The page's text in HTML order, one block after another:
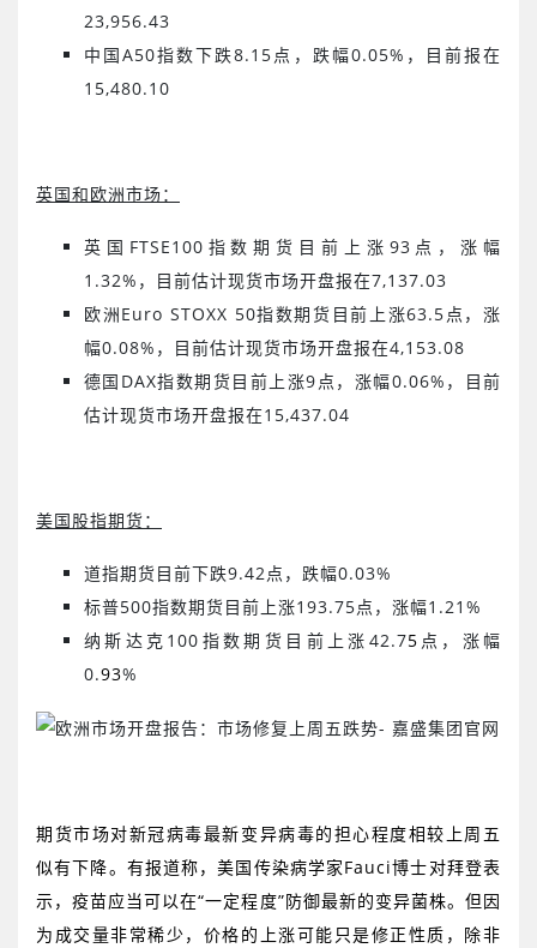
23,956.43
中国A50指数下跌8.15点，跌幅0.05% ，目前报在
15,480.10
英国和欧洲市场：
英国 FTSE100 指数期货目前上涨 93 点，涨幅
1.32% ，目前估计现货市场开盘报在7,137.03
欧洲Euro STOXX 50指数期货目前上涨63.5点，涨
幅0.08% ，目前估计现货市场开盘报在4,153.08
德国 DAX指数期货目前上涨9点，涨幅0.06% ，目前
估计现货市场开盘报在15,437.04
美国股指期货：
道指期货目前下跌9.42点，跌幅0.03%
标普500指数期货目前上涨193.75点，涨幅1.21%
纳斯达克 100 指数期货目前上涨 42.75 点，涨幅
0.93%
期货市场对新冠病毒最新变异病毒的担心程度相较上周五
似有下降。有报道称，美国传染病学家Fauci博士对拜登表
示，疫苗应当可以在“一定程度”防御最新的变异菌株。但因
为成交量非常稀少，价格的上涨可能只是修正性质，除非